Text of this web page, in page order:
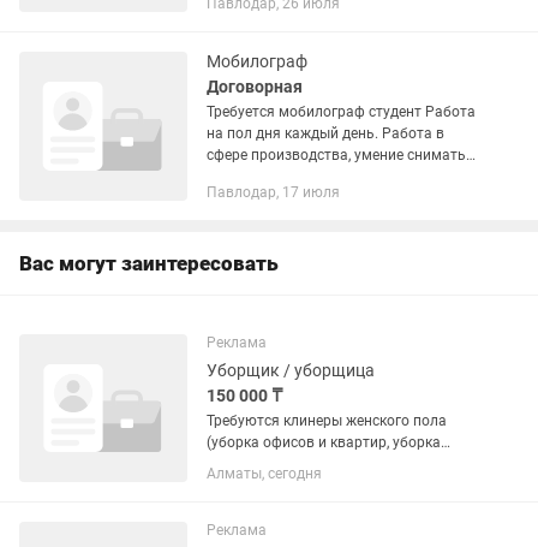
получится договориться. По зарплате
Павлодар, 26 июля
Мобилограф
Договорная
Требуется мобилограф студент Работа
на пол дня каждый день. Работа в
сфере производства, умение снимать
13:00 либо с 13:00 до 17:00 Находимся
Павлодар, 17 июля
Вас могут заинтересовать
Реклама
Уборщик / уборщица
150 000 ₸
Требуются клинеры женского пола
(уборка офисов и квартир, уборка
после ремонта) (Не зависит от заказов
есть или нет оклад получаете 100%)
Алматы, сегодня
Реклама